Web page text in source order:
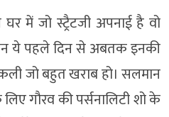
में जो स्ट्रैटजी अपनाई है वो
ये पहले दिन से अबतक इनकी
जो बहुत खराब हो। सलमान
गौरव की पर्सनालिटी शो के